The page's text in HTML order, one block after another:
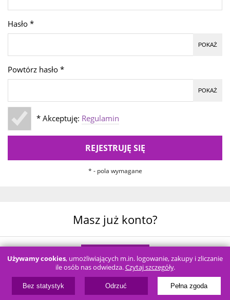
Hasło*
POKAŻ
Powtórz hasło*
POKAŻ
* Akceptuję: Regulamin
REJESTRUJĘ SIĘ
* - pola wymagane
Masz już konto?
LOGOWANIE
Używamy cookies, umożliwiających m.in. logowanie, zakupy i zliczanie
ile osób nas odwiedza.Czytaj szczegóły.
Bez statystyk Odrzuć Pełna zgoda